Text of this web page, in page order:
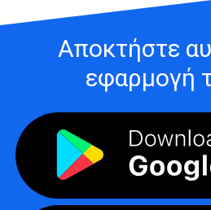
Αποκτήστε
εφαρμογή